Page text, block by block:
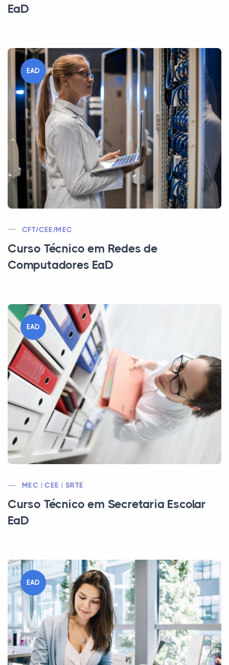
EaD
EAD
CFT/CEE/MEC
Curso Técnico em Redes de
Computadores EaD
EAD
MEC | CEE | SRTE
Curso Técnico em Secretaria Escolar
EaD
EAD